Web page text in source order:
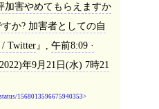
加害やめてもらえますか
か? 加害者としての自
Twitter
, 午前8:09 ·
年9月21日(水) 7時21
1568013596675940353